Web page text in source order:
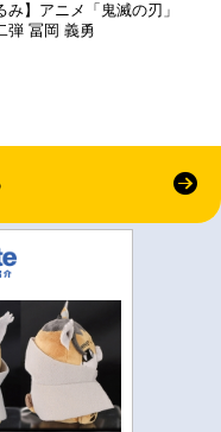
み】アニメ「鬼滅の刃」
弾 冨岡 義勇